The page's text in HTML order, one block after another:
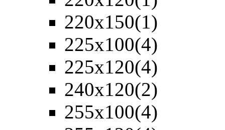
220х150(1)
225х100(4)
225х120(4)
240х120(2)
255х100(4)